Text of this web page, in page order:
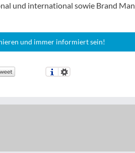
und international sowie Brand
und immer informiert sein!